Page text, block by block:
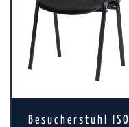
Besucherstuhl ISO